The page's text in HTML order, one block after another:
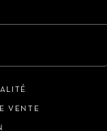
VENTE